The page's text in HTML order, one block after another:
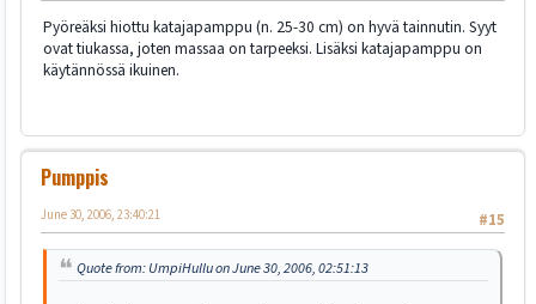
Pyöreäksi hiottu katajapamppu (n. 25-30 cm) on hyvä tainnutin. Syyt
ovat tiukassa, joten massaa on tarpeeksi. Lisäksi katajapamppu on
käytännössä ikuinen.
Pumppis
#15
June 30, 2006, 23:40:21
Quote from: UmpiHullu on June 30, 2006, 02:51:13